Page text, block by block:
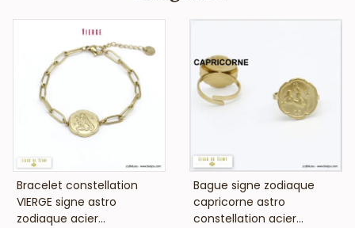
VOIR LE PRIX
Bracelet constellation
VIERGE signe astro
zodiaque acier...
VOIR LE PRIX
Bague signe zodiaque
capricorne astro
constellation acier...